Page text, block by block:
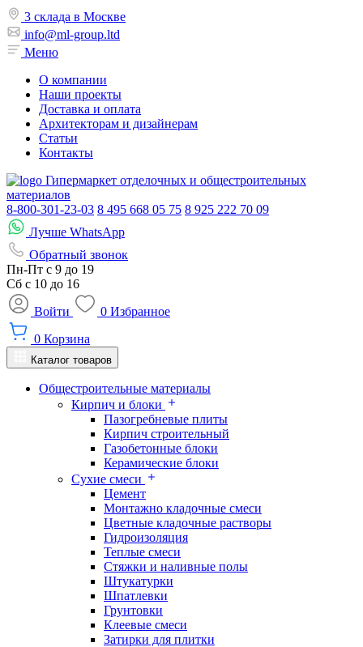
3 склада в Москве
info@ml-group.ltd
Меню
О компании
Наши проекты
Доставка и оплата
Архитекторам и дизайнерам
Статьи
Контакты
Гипермаркет отделочных и общестроительных
материалов
8-800-301-23-03 8 495 668 05 75 8 925 222 70 09
Лучше WhatsApp
Обратный звонок
Пн-Пт с 9 до 19
Сб с 10 до 16
Войти
0 Избранное
0 Корзина
Каталог товаров
Общестроительные материалы
Кирпич и блоки
Пазогребневые плиты
Кирпич строительный
Газобетонные блоки
Керамические блоки
Сухие смеси
Цемент
Монтажно кладочные смеси
Цветные кладочные растворы
Гидроизоляция
Теплые смеси
Стяжки и наливные полы
Штукатурки
Шпатлевки
Грунтовки
Клеевые смеси
Затирки для плитки